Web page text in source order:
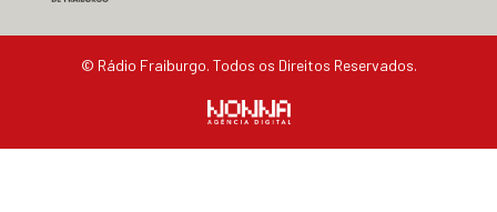
© Rádio Fraiburgo. Todos os Direitos Reservados.